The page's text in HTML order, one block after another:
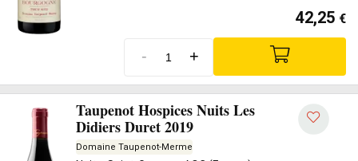
42,25 €
- +
Taupenot Hospices Nuits Les
Didiers Duret 2019
Domaine Taupenot-Merme